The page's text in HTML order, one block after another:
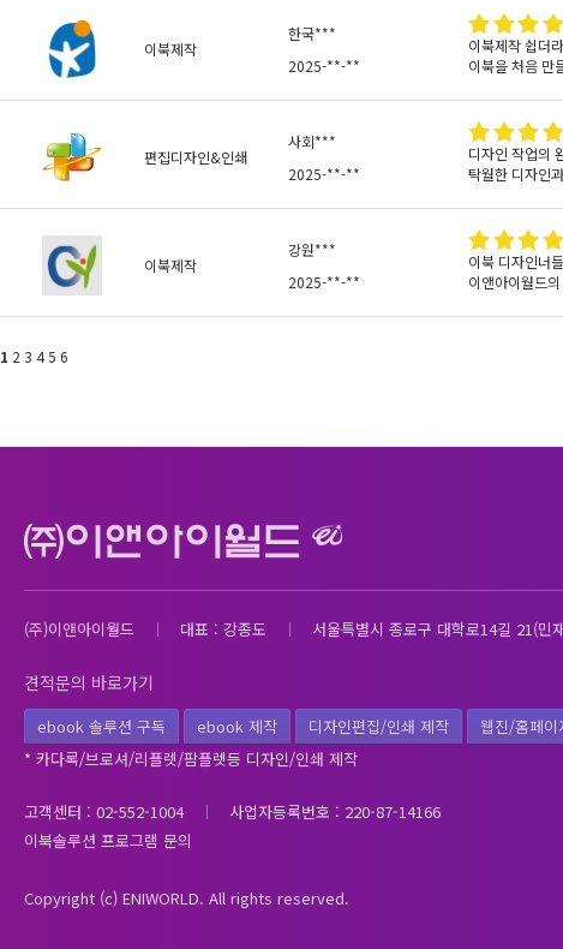
이북제작
한국***
2025-**-**
이북제작 쉽더
이북을 처음 만
편집디자인&인쇄
사회***
2025-**-**
디자인 작업의
탁월한 디자인
이북제작
강원***
2025-**-**
이북 디자인너
이앤아이월드
1 2 3 45 6
(주)이앤아이월드 대표 : 강종도 서울특별시 종로구 대학로14길 21(민
견적문의 바로가기
ebook 솔루션 구독 ebook 제작 디자인편집/인쇄 제작
웹진/홈페이
* 카다록/브로셔/리플렛/팜플렛등 디자인/인쇄 제작
고객센터 : 02-552-1004
사업자등록번호 : 220-87-14166
이북솔루션 프로그램 문의
Copyright (c) ENIWORLD. All rights reserved.